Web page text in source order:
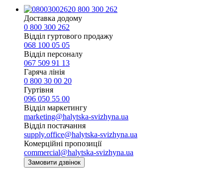
0 800 300 262
Доставка додому
0 800 300 262
Відділ гуртового продажу
068 100 05 05​
Відділ персоналу
067 509 91 13
Гаряча лінія
0 800 30 00 20
Гуртівня
096 050 55 00
Відділ маркетингу
marketing@halytska-svizhyna.ua
Відділ постачання
supply.office@halytska-svizhyna.ua
Комерційні пропозиції
commercial@halytska-svizhyna.ua
Замовити дзвінок